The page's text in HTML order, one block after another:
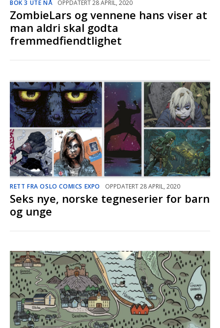
BOK 3 UTE NÅ OPPDATERT 28 APRIL, 2020
ZombieLars og vennene hans viser at
man aldri skal godta
fremmedfiendtlighet
RETT FRA OSLO COMICS EXPO OPPDATERT 28 APRIL, 2020
Seks nye, norske tegneserier for barn
og unge